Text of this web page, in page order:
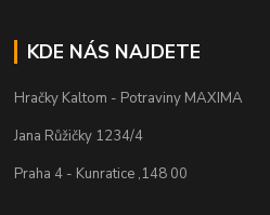
KDE NÁS NAJDETE
Hračky Kaltom - Potraviny MAXIMA
Jana Růžičky 1234/4
Praha 4 - Kunratice ,148 00